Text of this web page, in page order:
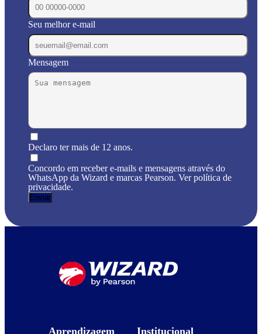
Seu melhor e-mail
Mensagem
Declaro ter mais de 12 anos.
Concordo em receber e-mails e mensagens através do
WhatsApp da Wizard e marcas Pearson. Ver política de
privacidade.
Aprendizagem Institucional